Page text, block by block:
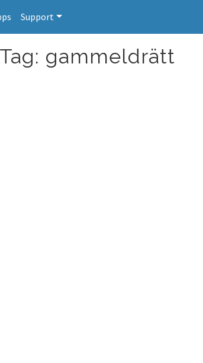
Support
gammeldrätt